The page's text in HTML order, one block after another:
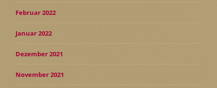
Februar 2022
Januar 2022
Dezember 2021
November 2021